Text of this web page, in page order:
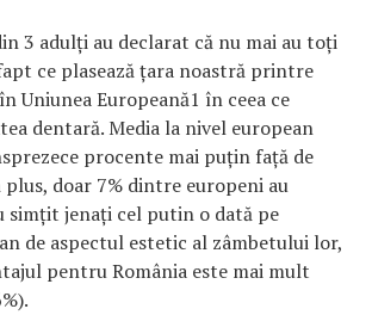
3 adulți au declarat că nu mai au toți
ce plasează țara noastră printre
Uniunea Europeană1 în ceea ce
dentară. Media la nivel european
procente mai puțin față de
doar 7% dintre europeni au
simțit jenați cel putin o dată pe
de aspectul estetic al zâmbetului lor,
pentru România este mai mult